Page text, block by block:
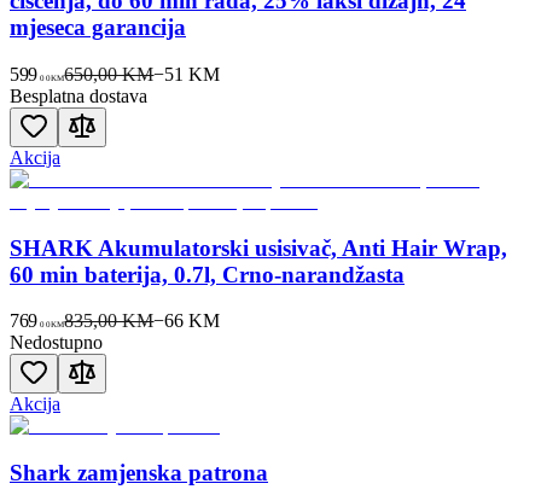
mjeseca garancija
599 00KM650,00 KM−51 KM
Besplatna dostava
Akcija
SHARK Akumulatorski usisivač, Anti Hair Wrap,
60 min baterija, 0.7l, Crno-narandžasta
769 00KM835,00 KM−66 KM
Nedostupno
Akcija
Shark zamjenska patrona